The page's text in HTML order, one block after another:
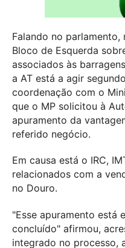
Falando no
Bloco de Esquerda
associados às
a AT está a agir
coordenação com o
que o MP solicitou à
apuramento da
referido negócio.
Em causa está o IRC,
relacionados com a
no Douro.
"Esse apuramento está
concluído" afirmou,
integrado no processo,